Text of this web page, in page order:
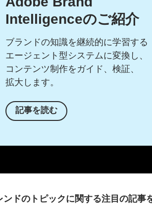
Intelligenceのご紹介
ブランドの知識を継続的に学習する
エージェント型システムに変換し、
コンテンツ制作を ガイド、 検証、
拡大します。
記事を読む
ンドのトピックに関する注目の記事